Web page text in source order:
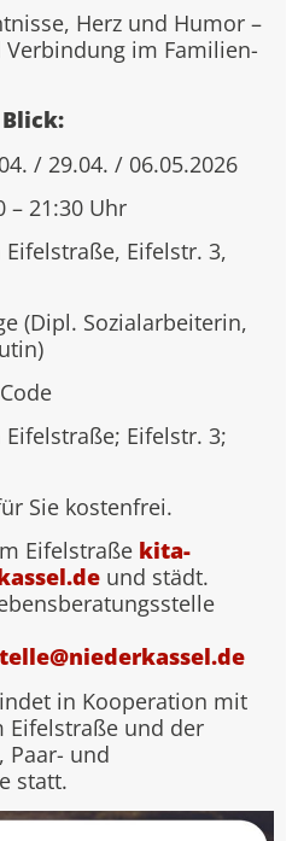
Herz und Humor –
im Familien-
/ 29.04. / 06.05.2026
– 21:30 Uhr
Eifelstr. 3,
(Dipl. Sozialarbeiterin,
Eifelstr. 3;
Sie kostenfrei.
Eifelstraße kita-
und städt.
in Kooperation mit
Eifelstraße und der
Paar- und
statt.